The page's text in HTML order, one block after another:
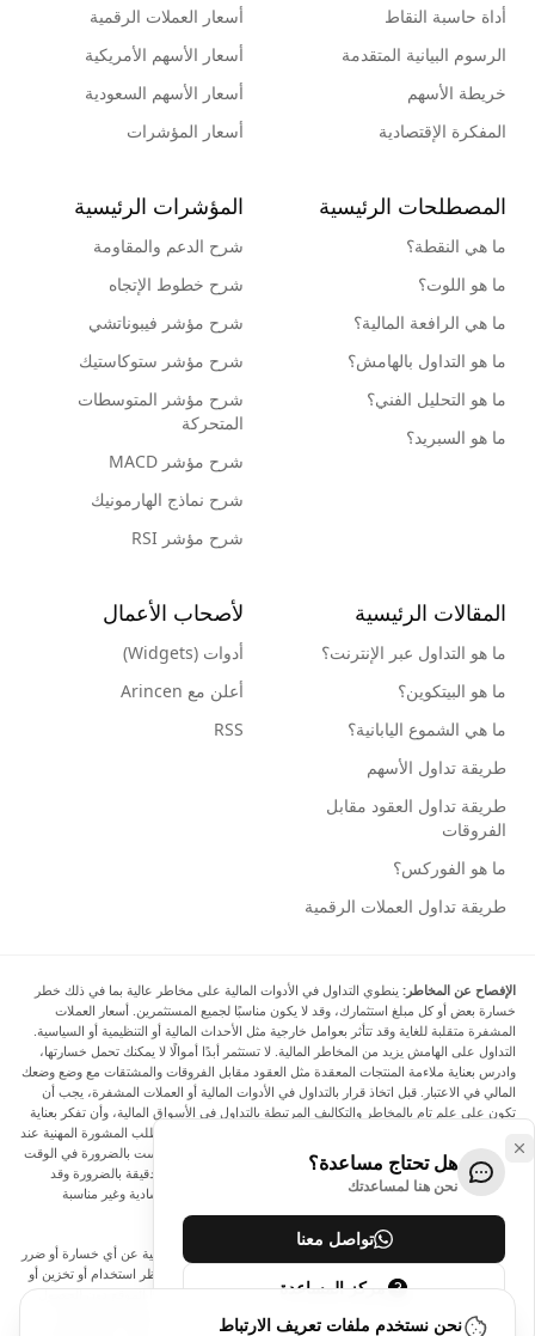
أداة حاسبة النقاط
الرسوم البيانية المتقدمة
خريطة الأسهم
المفكرة الإقتصادية
أسعار العملات الرقمية
أسعار الأسهم الأمريكية
أسعار الأسهم السعودية
أسعار المؤشرات
المصطلحات الرئيسية
ما هي النقطة؟
ما هو اللوت؟
ما هي الرافعة المالية؟
ما هو التداول بالهامش؟
ما هو التحليل الفني؟
ما هو السبريد؟
المؤشرات الرئيسية
شرح الدعم والمقاومة
شرح خطوط الإتجاه
شرح مؤشر فيبوناتشي
شرح مؤشر ستوكاستيك
شرح مؤشر المتوسطات
المتحركة
شرح مؤشر MACD
شرح نماذج الهارمونيك
شرح مؤشر RSI
المقالات الرئيسية
ما هو التداول عبر الإنترنت؟
ما هو البيتكوين؟
ما هي الشموع اليابانية؟
طريقة تداول الأسهم
طريقة تداول العقود مقابل
الفروقات
ما هو الفوركس؟
طريقة تداول العملات الرقمية
لأصحاب الأعمال
أدوات (Widgets)
أعلن مع Arincen
RSS
الإفصاح عن المخاطر: ينطوي التداول في الأدوات المالية على مخاطر عالية بما في ذلك خطر
خسارة بعض أو كل مبلغ استثمارك، وقد لا يكون مناسبًا لجميع المستثمرين. أسعار العملات
المشفرة متقلبة للغاية وقد تتأثر بعوامل خارجية مثل الأحداث المالية أو التنظيمية أو السياسية.
التداول على الهامش يزيد من المخاطر المالية. لا تستثمر أبدًا أموالًا لا يمكنك تحمل خسارتها،
وادرس بعناية ملاءمة المنتجات المعقدة مثل العقود مقابل الفروقات والمشتقات مع وضع وضعك
المالي في الاعتبار. قبل اتخاذ قرار بالتداول في الأدوات المالية أو العملات المشفرة، يجب أن
تكون على علم تام بالمخاطر والتكاليف المرتبطة بالتداول في الأسواق المالية، وأن تفكر بعناية
في أهدافك الاستثمارية ومستوى خبرتك ورغبتك في المخاطرة، وأن تطلب المشورة المهنية عند
الحاجة. تود Arincen أن تذكرك بأن البيانات الواردة في هذا الموقع ليست بالضرورة في الوقت
الفعلي وليست دقيقة. البيانات والأسعار الموجودة على الموقع ليست دقيقة بالضرورة وقد
تختلف عن السعر الفعلي في أي سوق معينة، مما يعني أن الأسعار إرشادية وغير مناسبة
لأغراض التداول.
لن يتحمل Arincen وأي مزود للبيانات الواردة في هذا الموقع المسؤولية عن أي خسارة أو ضرر
نتيجة لتداولك، أو اعتمادك على المعلومات الواردة في هذا الموقع. يحظر استخدام أو تخزين أو
إعادة إنتاج أو عرض أو تعديل أو نقل أو توزيع البيانات الموجودة في هذا الموقع دون الحصول
على إذن كتابي صريح مسبق من Arincen و/أو مزود البيانات. جميع حقوق الملكية الفكرية
هل تحتاج مساعدة؟
نحن هنا لمساعدتك
تواصل معنا
مركز المساعدة
نحن نستخدم ملفات تعريف الارتباط